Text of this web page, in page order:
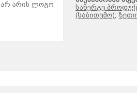
არ არის ლოგო
სანერგე
(საბითუმო);